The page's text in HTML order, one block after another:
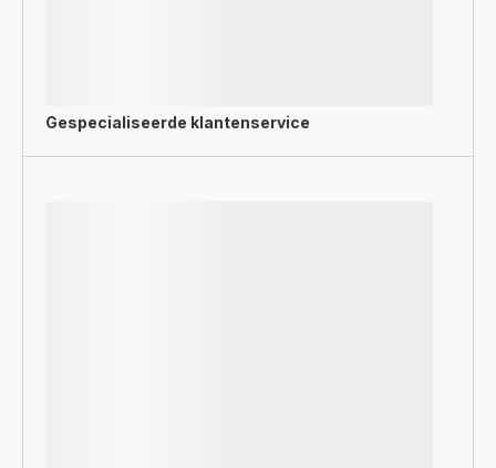
Gespecialiseerde klantenservice